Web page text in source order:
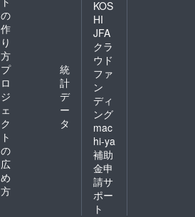
の
作
り
方
プ
ロ
ジ
ェ
ク
ト
の
広
め
方
統
計
デ
ー
タ
KOS
HI
JFA
クラ
ウド
ファ
ン
ディ
ング
mac
hi-ya
補助
金申
請サ
ポー
ト